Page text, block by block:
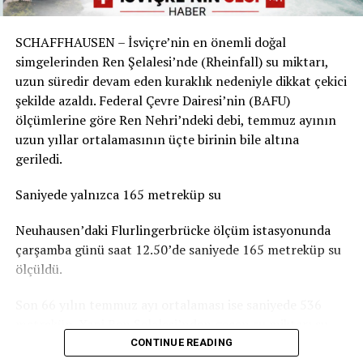
durumun genel olarak dramatik olmadığını belirtiyor.
Basel-Landschaft yetkilileri de şehir merkezindeki ve
insanların yemek yemek veya vakit geçirmek için
kullandığı parkların, ormanlık alanlardaki oyun
parklarına göre daha fazla kirlendiğine dikkat çekiyor.
Sigarasız çocuk parkları yaygınlaşıyor
İsviçre’deki Stop2Drop girişiminin verilerine göre şu
anda 24 belediye sigarasız ve temiz çocuk parkı
uygulamasını kullanıyor.
Aarau’da da seçilen 10 çocuk parkında yaklaşık iki ay
belediyeye göre deneme döneminde kirlilikte belirgin bir
SCHAFFHAUSEN – İsviçre’nin en önemli doğal
simgelerinden Ren Şelalesi’nde (Rheinfall) su miktarı,
uzun süredir devam eden kuraklık nedeniyle dikkat çekici
şekilde azaldı. Federal Çevre Dairesi’nin (BAFU)
ölçümlerine göre Ren Nehri’ndeki debi, temmuz ayının
uzun yıllar ortalamasının üçte birinin bile altına
geriledi.
Saniyede yalnızca 165 metreküp su
Neuhausen’daki Flurlingerbrücke ölçüm istasyonunda
çarşamba günü saat 12.50’de saniyede 165 metreküp su
ölçüldü.
anda normal bir temmuz ayındaki seviyenin yaklaşık
CONTINUE READING